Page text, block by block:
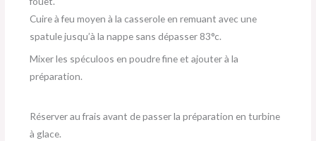
Cuire à feu moyen à la casserole en remuant avec une
spatule jusqu’à la nappe sans dépasser 83°c.
Mixer les spéculoos en poudre fine et ajouter à la
préparation.
Réserver au frais avant de passer la préparation en turbine
à glace.